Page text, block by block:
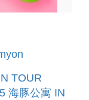
TOUR
海豚公寓 IN